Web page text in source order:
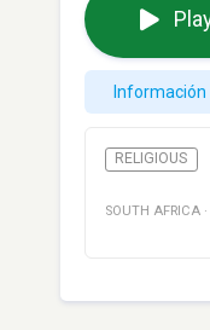
Información
RELIGIOUS
SOUTH AFRICA ·